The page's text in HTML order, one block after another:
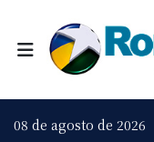
08 de agosto de 2026